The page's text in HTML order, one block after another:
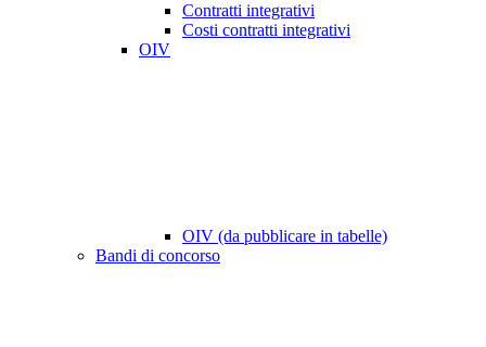
Contratti integrativi
Costi contratti integrativi
OIV
OIV (da pubblicare in tabelle)
Bandi di concorso